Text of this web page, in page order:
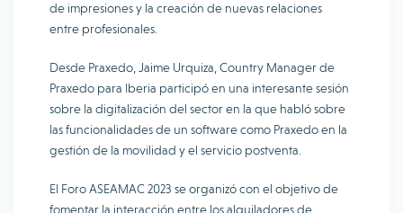
de impresiones y la creación de nuevas relaciones
entre profesionales.
Desde Praxedo, Jaime Urquiza, Country Manager de
Praxedo para Iberia participó en una interesante sesión
sobre la digitalización del sector en la que habló sobre
las funcionalidades de un software como Praxedo en la
gestión de la movilidad y el servicio postventa.
El Foro ASEAMAC 2023 se organizó con el objetivo de
fomentar la interacción entre los alquiladores de